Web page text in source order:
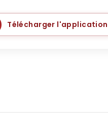
Télécharger l'application